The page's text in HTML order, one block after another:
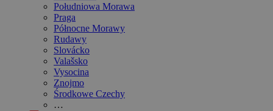
Południowa Morawa
Praga
Północne Morawy
Rudawy
Slovácko
Valašsko
Vysocina
Znojmo
Środkowe Czechy
…